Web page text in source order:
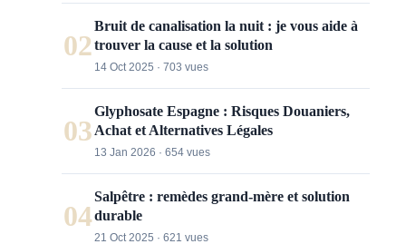
02
Bruit de canalisation la nuit : je vous aide à
trouver la cause et la solution
14 Oct 2025 · 703 vues
03
Glyphosate Espagne : Risques Douaniers,
Achat et Alternatives Légales
13 Jan 2026 · 654 vues
04
Salpêtre : remèdes grand-mère et solution
durable
21 Oct 2025 · 621 vues